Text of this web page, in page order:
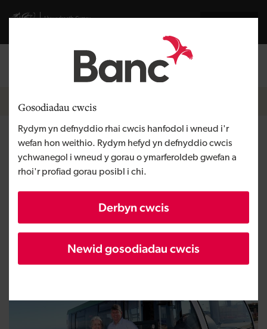
Gosodiadau cwcis
Rydym yn defnyddio rhai cwcis hanfodol i wneud i'r
wefan hon weithio. Rydym hefyd yn defnyddio cwcis
ychwanegol i wneud y gorau o ymarferoldeb gwefan a
rhoi'r profiad gorau posibl i chi.
Derbyn cwcis
Newid gosodiadau cwcis
Visit gov.wales website
Mewngofnodi
Breadcrumb
Hafan
Coastline Coaches
Rhanbarth Gogledd Cymru
Tyfu busnes
Maint BBaCh
O dan £100,000